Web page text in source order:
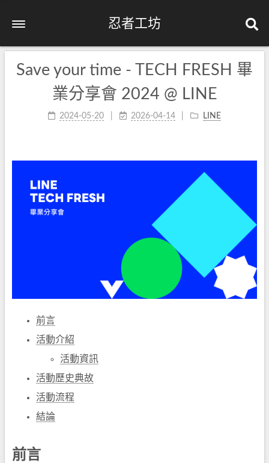
忍者工坊
Save your time - TECH FRESH 畢
業分享會 2024 @ LINE
2024-05-20 2026-04-14 LINE
前言
活動介紹
活動資訊
活動歷史典故
活動流程
結論
前言